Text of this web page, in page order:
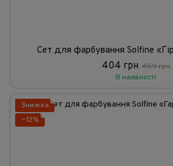
Сет для фарбування Solfine
404 грн 459 грн
В наявності
Знижка
−12%